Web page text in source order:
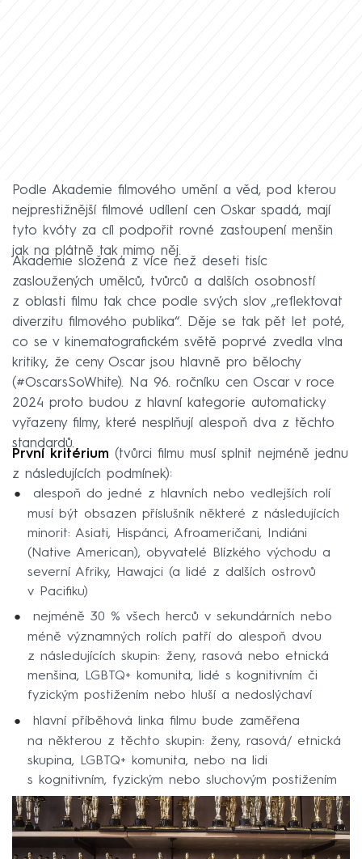
Podle Akademie filmového umění a věd, pod kterou
nejprestižnější filmové udílení cen Oskar spadá, mají
tyto kvóty za cíl podpořit rovné zastoupení menšin
jak na plátně tak mimo něj.
Akademie složená z více než deseti tisíc
zasloužených umělců, tvůrců a dalších osobností
z oblasti filmu tak chce podle svých slov „reflektovat
diverzitu filmového publika“. Děje se tak pět let poté,
co se v kinematografickém světě poprvé zvedla vlna
kritiky, že ceny Oscar jsou hlavně pro bělochy
(#OscarsSoWhite). Na 96. ročníku cen Oscar v roce
2024 proto budou z hlavní kategorie automaticky
vyřazeny filmy, které nesplňují alespoň dva z těchto
standardů.
První kritérium (tvůrci filmu musí splnit nejméně jednu
z následujících podmínek):
alespoň do jedné z hlavních nebo vedlejších rolí
musí být obsazen příslušník některé z následujících
minorit: Asiati, Hispánci, Afroameričani, Indiáni
(Native American), obyvatelé Blízkého východu a
severní Afriky, Hawajci (a lidé z dalších ostrovů
v Pacifiku)
nejméně 30 % všech herců v sekundárních nebo
méně významných rolích patří do alespoň dvou
z následujících skupin: ženy, rasová nebo etnická
menšina, LGBTQ+ komunita, lidé s kognitivním či
fyzickým postižením nebo hluší a nedoslýchaví
hlavní příběhová linka filmu bude zaměřena
na některou z těchto skupin: ženy, rasová/ etnická
skupina, LGBTQ+ komunita, nebo na lidi
s kognitivním, fyzickým nebo sluchovým postižením